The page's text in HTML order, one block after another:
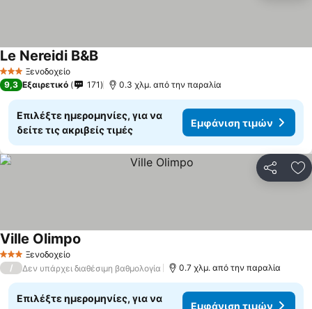
3 ΑστέριαΞενοδοχείο
Le Nereidi B&BΕμφάνιση τιμών
9,3 Εξαιρετικό 171 0.3 χλμ. από την παραλία
Επιλέξτε ημερομηνίες, για να
δείτε τις ακριβείς τιμές
Εμφάνιση τιμών
3 ΑστέριαΞενοδοχείο
Ville Olimpo
/ Δεν υπάρχει διαθέσιμη βαθμολογία 0.7 χλμ. από την παραλία
Επιλέξτε ημερομηνίες, για να
Εμφάνιση τιμών